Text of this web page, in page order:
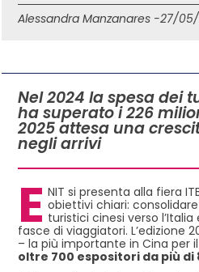
Alessandra Manzanares -27/
Nel 2024 la spesa dei
ha superato i 226
2025 attesa una
negli arrivi
E NIT si presenta alla fiera
obiettivi chiari:
turistici cinesi verso
fasce di viaggiatori. L’edizione
– la più importante in Cina per
oltre 700 espositori da più di